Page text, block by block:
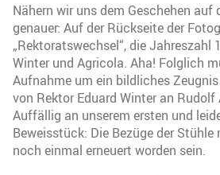
Nähern wir uns dem Geschehen auf
genauer: Auf der Rückseite der
„Rektoratswechsel“, die Jahreszahl
Winter und Agricola. Aha! Folglich
Aufnahme um ein bildliches
von Rektor Eduard Winter an
Auffällig an unserem ersten und
Beweisstück: Die Bezüge der Stühle
noch einmal erneuert worden sein.